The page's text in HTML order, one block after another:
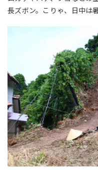
長ズボン。こりゃ、日中は